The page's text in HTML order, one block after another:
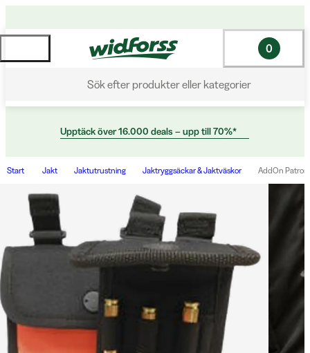
Sök efter produkter eller kategorier
0
Upptäck över 16.000 deals – upp till 70%*
Start Jakt Jaktutrustning Jaktryggsäckar & Jaktväskor AddOn